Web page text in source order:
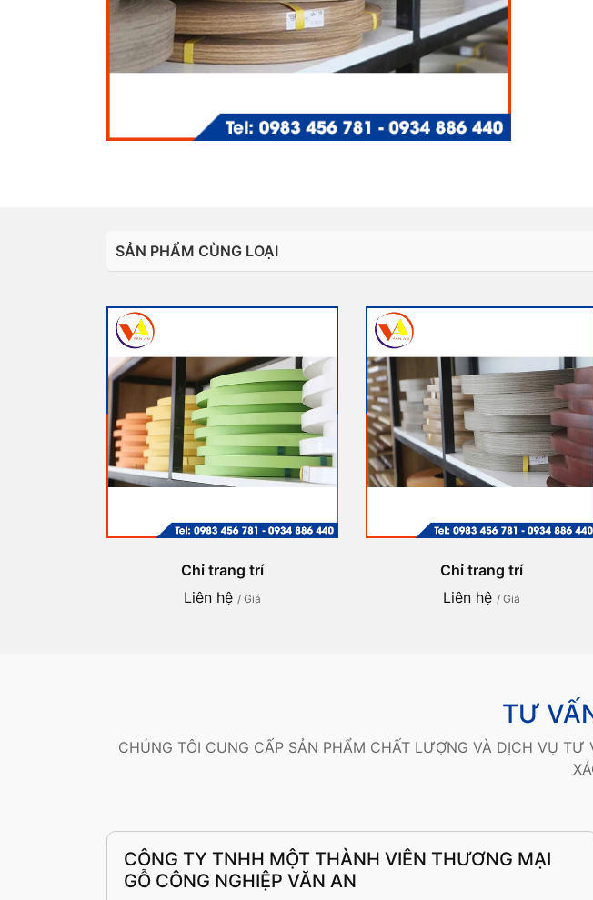
SẢN PHẨM CÙNG LOẠI
Chỉ trang trí
Liên hệ / Giá
Chỉ trang trí
Liên hệ / Giá
TƯ
CHÚNG TÔI CUNG CẤP SẢN PHẨM CHẤT LƯỢNG VÀ DỊCH VỤ
CÔNG TY TNHH MỘT THÀNH VIÊN THƯƠNG MẠI
GỖ CÔNG NGHIỆP VĂN AN